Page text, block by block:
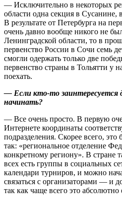
— Исключительно в некоторых
области одна секция в Сусанине,
В результате от Петербурга на
очень давно вообще никого не
Ленинградской области, то в
первенство России в Сочи семь
смогли одержать только две
первенство страны в Тольятти у
поехать.
— Если кто‑то заинтересуется
начинать?
— Все очень просто. В первую
Интернете координаты
подразделения. Скорее всего, это
так: «региональное отделение
конкретному региону». В стране
всех есть группы в социальных
календари турниров, и можно
связаться с организаторами — и
так как чаще всего это абсолютно